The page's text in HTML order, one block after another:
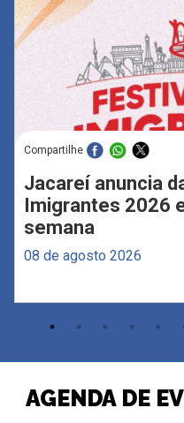
Compartilhe
Jacareí anuncia
Imigrantes 2026
semana
08 de agosto 2026
AGENDA DE